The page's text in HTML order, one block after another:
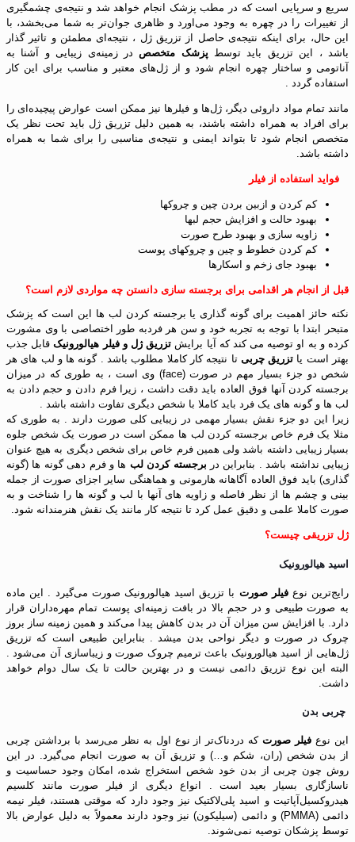
سریع و سرپایی است که در مطب پزشک انجام خواهد شد و نتیجه‌ی چشمگیری
از تغییرات را در چهره به وجود می‌اورد و ظاهری جوان‌تر به شما می‌بخشد، با
این حال، برای اینکه نتیجه‌ی حاصل از تزریق ژل ، نتیجه‌ای مطمئن و تاثیر گذار
باشد ، این تزریق باید توسط پزشک متخصص در زمینه‌ی زیبایی و آشنا به
آناتومی و ساختار چهره انجام شود و از ژل‌های معتبر و مناسب برای این کار
استفاده گردد .
مانند تمام مواد داروئی دیگر، ژل‌ها و فیلرها نیز ممکن است عوارض پیچیده‌ای را
برای افراد به همراه داشته باشند، به همین دلیل تزریق ژل باید تحت نظر یک
متخصص انجام شود تا بتواند ایمنی و نتیجه‌ی مناسبی را برای شما به همراه
داشته باشد.
فواید استفاده از فیلر
کم کردن و ازبین بردن چین و چروک‏ها
بهبود حالت و افزایش حجم لب‏ها
زاویه سازی و بهبود طرح صورت
کم کردن خطوط و چین و چروک‏‎های پوست
بهبود جای زخم و اسکارها
قبل از انجام هر اقدامی برای برجسته سازی دانستن چه مواردی لازم است؟
نکته حائز اهمیت برای گونه گذاری یا برجسته کردن لب ها این است که پزشک
متبحر ابتدا با توجه به تجربه خود و سن هر فردبه طور اختصاصی با وی مشورت
کرده و به او توصیه می کند که آیا برایش تزریق ژل و فیلر هیالورونیکقابل جذب
بهتر است یا تزریق چربی تا نتیجه کار کاملا مطلوب باشد . گونه ها و لب های هر
شخص دو جزء بسیار مهم در صورت (face) وی است ، به طوری که در میزان
برجسته کردن آنها فوق العاده باید دقت داشت ، زیرا فرم دادن و حجم دادن به
لب ها و گونه های یک فرد باید کاملا با شخص دیگری تفاوت داشته باشد .
زیرا این دو جزء نقش بسیار مهمی در زیبایی کلی صورت دارند . به طوری که
مثلا یک فرم خاص برجسته کردن لب ها ممکن است در صورت یک شخص جلوه
بسیار زیبایی داشته باشد ولی همین فرم خاص برای شخص دیگری به هیچ عنوان
زیبایی نداشته باشد . بنابراین در برجسته کردن لب ها و فرم دهی گونه ها (گونه
گذاری) باید فوق العاده آگاهانه هارمونی و هماهنگی سایر اجزای صورت از جمله
بینی و چشم ها از نظر فاصله و زاویه های آنها با لب و گونه ها را شناخت و به
صورت کاملا علمی و دقیق عمل کرد تا نتیجه کار مانند یک نقش هنرمندانه شود.
ژل تزریقی چیست؟
اسید هیالورونیک
رایج‌ترین نوعفیلر صورت با تزریق اسید هیالورونیک صورت می‌گیرد . این ماده
به صورت طبیعی و در حجم بالا در بافت زمینه‌ای پوست تمام مهره‌داران قرار
دارد. با افزایش سن میزان آن در بدن کاهش پیدا می‌کند و همین زمینه ساز بروز
چروک در صورت و دیگر نواحی بدن می‎شد . بنابراین طبیعی است که تزریق
ژل‌هایی از اسید هیالورونیک باعث ترمیم چروک صورت و زیباسازی آن می‌شود .
البته این نوع تزریق دائمی نیست و در بهترین حالت تا یک سال دوام خواهد
داشت.
چربی بدن
این نوع فیلر صورتکه دردناک‌تر از نوع اول به نظر می‌رسد با برداشتن چربی
از بدن شخص (ران، شکم و…) و تزریق آن به صورت انجام می‌گیرد. در این
روش چون چربی از بدن خود شخص استخراج شده، امکان وجود حساسیت و
ناسازگاری بسیار بعید است . انواع دیگری از فیلر صورت مانند کلسیم
هیدروکسیل‌آپاتیت و اسید پلی‌لاکتیک نیز وجود دارد که موقتی هستند، فیلر نیمه
دائمی (PMMA) و دائمی (سیلیکون) نیز وجود دارند معمولاً به دلیل عوارض بالا
توسط پزشکان توصیه نمی‌شوند.